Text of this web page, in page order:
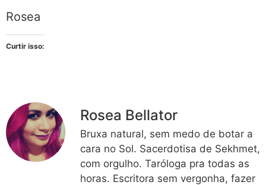
Rosea
Curtir isso:
Rosea Bellator
Bruxa natural, sem medo de botar a
cara no Sol. Sacerdotisa de Sekhmet,
com orgulho. Taróloga pra todas as
horas. Escritora sem vergonha, fazer